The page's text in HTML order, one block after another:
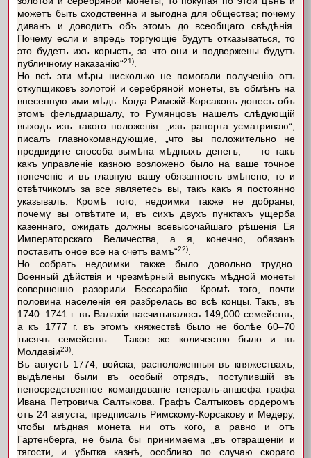
можетъ быть сходственна и выгодна для общества; почему
диванъ и доводитъ объ этомъ до всеобщаго свѣдѣнія.
Почему если и впредь торгующіе будутъ отказываться, то
это будетъ ихъ корысть, за что они и подвержены будутъ
публичному наказанію“21)
Но всѣ эти мѣры нисколько не помогали полученію отъ
откупщиковъ золотой и серебряной монеты, въ обмѣнъ на
внесенную ими мѣдь. Когда Римскій-Корсаковъ донесъ объ
этомъ фельдмаршалу, то Румянцовъ нашелъ слѣдующій
выходъ изъ такого положенія: „изъ рапорта усматриваю“,
писалъ главнокомандующие, „что вы положительно не
предвидите способа вымѣна мѣдныхъ денегъ, — то такъ
какъ управленіе казною возложено было на ваше точное
попеченіе и въ главную вашу обязанность вмѣнено, то и
отвѣтчикомъ за все являетесь вы, такъ какъ я постоянно
указывалъ. Кромѣ того, недоимки также не добраны,
почему вы отвѣтите и, въ сихъ двухъ пунктахъ ущерба
казеннаго, ожидать должны всевысочайшаго рѣшенія Ея
Императорскаго Величества, а я, конечно, обязанъ
поставить оное все на счетъ вамъ“22)
Но собрать недоимки также было довольно трудно.
Военный дѣйствія и чрезмѣрный выпускъ мѣдной монеты
совершенно разорили Бессарабію. Кромѣ того, почти
половина населенія ея разбрелась во всѣ концы. Такъ, въ
1740–1741 г. въ Валахіи насчитывалось 149,000 семействъ,
а къ 1777 г. въ этомъ княжествѣ было не болѣе 60–70
тысячъ семействъ... Такое же количество было и въ
Молдавіи23)
Въ августѣ 1774, войска, расположенныя въ княжествахъ,
выдѣлены были въ особый отрядъ, поступившій въ
непосредственное командованіе генералъ-аншефа графа
Ивана Петровича Салтыкова. Графъ Салтыковъ ордеромъ
отъ 24 августа, предписалъ Римскому-Корсакову и Медеру,
чтобы мѣдная монета ни отъ кого, а равно и отъ
Гартенберга, не была бы принимаема „въ отвращеніи и
тягости, и убытка казнѣ, особливо по случаю скораго